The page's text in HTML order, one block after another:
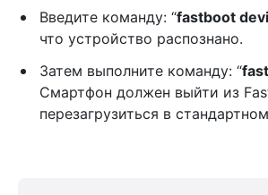
Введите команду: “fastboot
что устройство распознано.
Затем выполните команду: “
Смартфон должен выйти из
перезагрузиться в